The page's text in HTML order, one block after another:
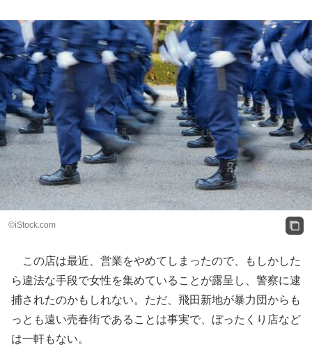
©iStock.com
この店は最近、営業をやめてしまったので、もしかした
ら違法な手段で女性を集めていることが露呈し、警察に逮
捕されたのかもしれない。ただ、飛田新地が暴力団からも
っとも遠い売春街であることは事実で、ぼったくり店など
は一軒もない。